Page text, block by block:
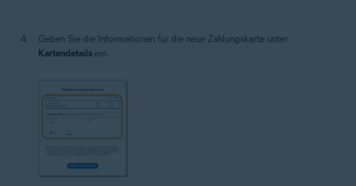
Geben Sie die Informationen für die neue Zahlungskarte unter
Kartendetails ein.